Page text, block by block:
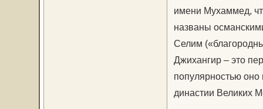
имени Мухаммед,
названы
Селим
Джихангир – это
популярностью оно
династии Великих